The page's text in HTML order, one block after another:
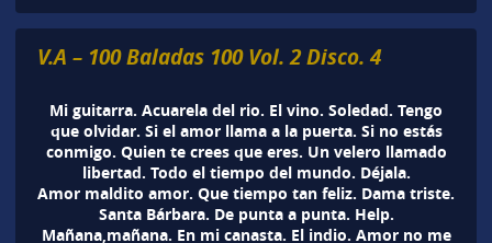
V.A – 100 Baladas 100 Vol. 2 Disco. 4
Mi guitarra. Acuarela del rio. El vino. Soledad. Tengo
que olvidar. Si el amor llama a la puerta. Si no estás
conmigo. Quien te crees que eres. Un velero llamado
libertad. Todo el tiempo del mundo. Déjala.
Amor maldito amor. Que tiempo tan feliz. Dama triste.
Santa Bárbara. De punta a punta. Help.
Mañana,mañana. En mi canasta. El indio. Amor no me